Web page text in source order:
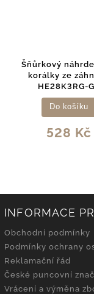
Šňůrkový
korálky ze
HE28K3RG-
528 Kč
Do košíku
INFORMACE
Obchodní podmínky
Podmínky ochrany
Reklamační řád
České puncovní
Vrácení a výměna